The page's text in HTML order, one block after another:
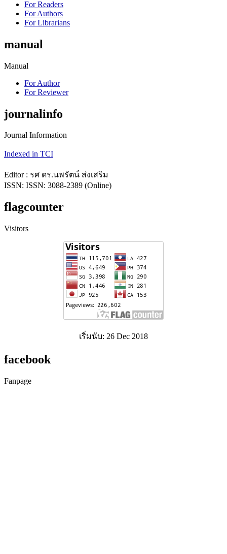
For Readers
For Authors
For Librarians
manual
Manual
For Author
For Reviewer
journalinfo
Journal Information
Indexed in TCI
Editor : รศ ดร.นพรัตน์ ส่งเสริม
ISSN: ISSN: 3088-2389 (Online)
flagcounter
Visitors
เริ่มนับ: 26 Dec 2018
facebook
Fanpage